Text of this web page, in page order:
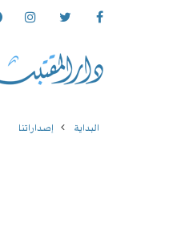
البداية إصداراتنا